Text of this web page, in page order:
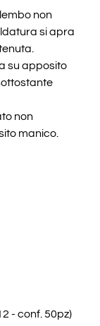
non
si apra
su apposito
non
manico.
- conf. 50pz)